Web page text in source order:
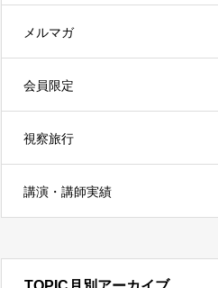
メルマガ
会員限定
視察旅行
講演・講師実績